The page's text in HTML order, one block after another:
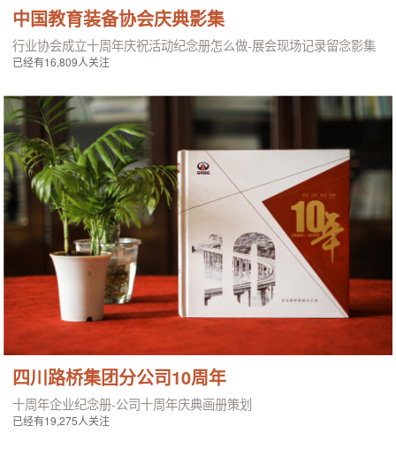
中国教育装备协会庆典影集
行业协会成立十周年庆祝活动纪念册怎么做-展会现场记录留念影集
已经有16,809人关注
四川路桥集团分公司10周年
十周年企业纪念册-公司十周年庆典画册策划
已经有19,275人关注